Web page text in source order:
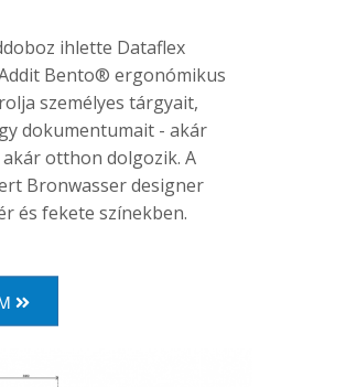
ihlette Dataflex
Bento® ergonómikus
személyes tárgyait,
dokumentumait - akár
otthon dolgozik. A
Bronwasser designer
és fekete színekben.